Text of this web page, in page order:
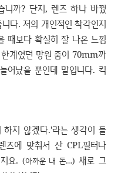
니까? 단지, 렌즈 하나 바꿨
다. 저의 개인적인 착각인지
때보다 확실히 잘 나온 느낌
계였던 망원 줌이 70mm까
어났을 뿐인데 말입니다. 킥
하지 않겠다.'라는 생각이 들
즈에 맞춰서 산 CPL필터나
요. (아까운 내 돈…) 새로 그